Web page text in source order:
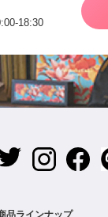
18:30
品ラインナップ